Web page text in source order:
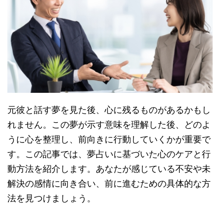
元彼と話す夢を見た後、心に残るものがあるかもし
れません。この夢が示す意味を理解した後、どのよ
うに心を整理し、前向きに行動していくかが重要で
す。この記事では、夢占いに基づいた心のケアと行
動方法を紹介します。あなたが感じている不安や未
解決の感情に向き合い、前に進むための具体的な方
法を見つけましょう。